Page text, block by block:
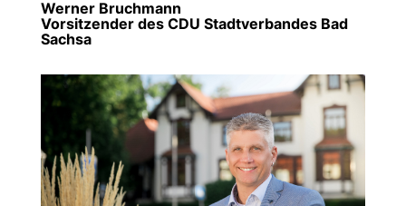
Werner Bruchmann
Vorsitzender des CDU Stadtverbandes Bad
Sachsa